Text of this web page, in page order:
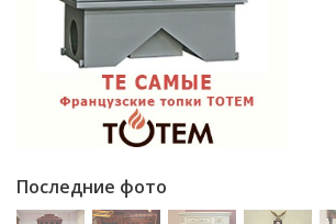
Последние фото